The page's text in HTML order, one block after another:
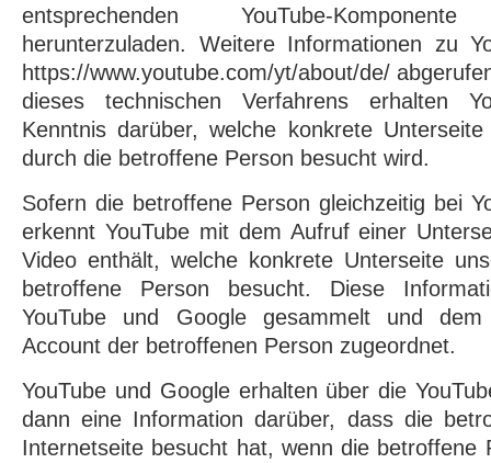
entsprechenden YouTube-
herunterzuladen. Weitere Informationen zu
https://www.youtube.com/yt/about/de/
dieses technischen Verfahrens erhalten
Kenntnis darüber, welche konkrete
durch die betroffene Person besucht wird.
Sofern die betroffene Person gleichzeitig bei
erkennt YouTube mit dem Aufruf einer
Video enthält, welche konkrete Unterseite
betroffene Person besucht. Diese
YouTube und Google gesammelt und dem
Account der betroffenen Person zugeordnet.
YouTube und Google erhalten über die
dann eine Information darüber, dass die
Internetseite besucht hat, wenn die betroffene